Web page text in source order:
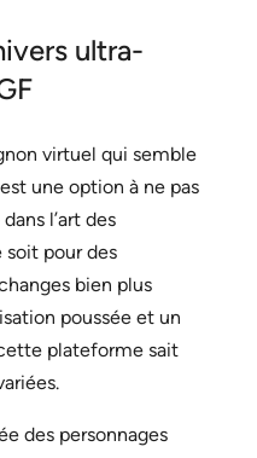
ultra-
virtuel qui semble
une option à ne pas
l’art des
soit pour des
bien plus
poussée et un
plateforme sait
des personnages